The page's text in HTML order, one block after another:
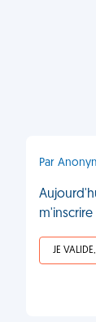
Par
JE